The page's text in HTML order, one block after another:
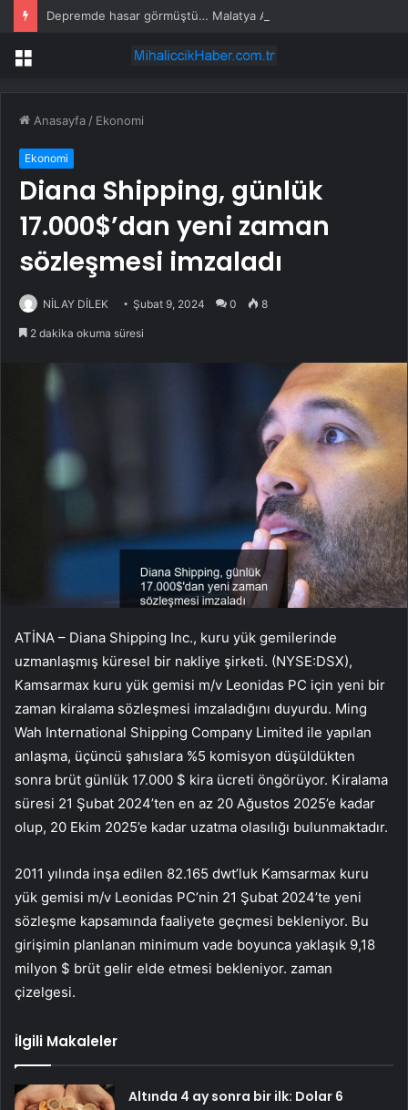
Menü
Anasayfa / Ekonomi
Ekonomi
Diana Shipping, günlük
17.000$’dan yeni zaman
sözleşmesi imzaladı
NİLAY DİLEK Şubat 9, 2024 0 8
2 dakika okuma süresi
ATİNA – Diana Shipping Inc., kuru yük gemilerinde
uzmanlaşmış küresel bir nakliye şirketi. (NYSE:DSX),
Kamsarmax kuru yük gemisi m/v Leonidas PC için yeni bir
zaman kiralama sözleşmesi imzaladığını duyurdu. Ming
Wah International Shipping Company Limited ile yapılan
anlaşma, üçüncü şahıslara %5 komisyon düşüldükten
sonra brüt günlük 17.000 $ kira ücreti öngörüyor. Kiralama
süresi 21 Şubat 2024’ten en az 20 Ağustos 2025’e kadar
olup, 20 Ekim 2025’e kadar uzatma olasılığı bulunmaktadır.
2011 yılında inşa edilen 82.165 dwt’luk Kamsarmax kuru
yük gemisi m/v Leonidas PC’nin 21 Şubat 2024’te yeni
sözleşme kapsamında faaliyete geçmesi bekleniyor. Bu
girişimin planlanan minimum vade boyunca yaklaşık 9,18
milyon $ brüt gelir elde etmesi bekleniyor. zaman
çizelgesi.
İlgili Makaleler
Altında 4 ay sonra bir ilk: Dolar 6